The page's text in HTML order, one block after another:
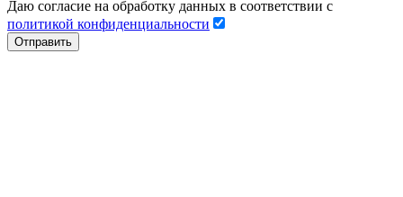
Даю согласие на обработку данных в соответствии с
политикой конфиденциальности